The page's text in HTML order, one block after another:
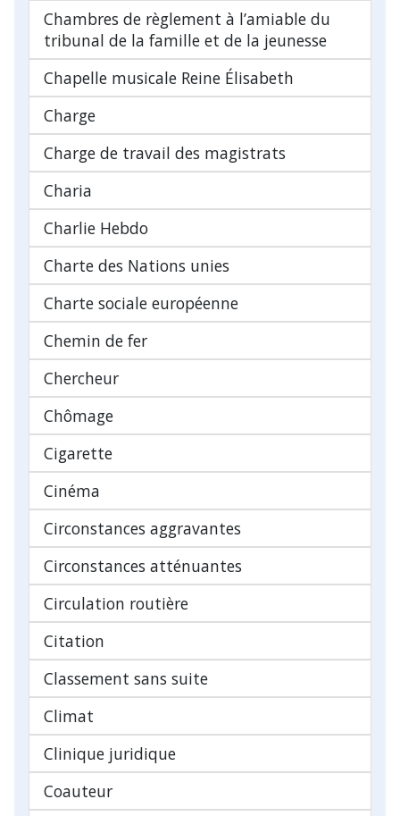
Chambres de règlement à l’amiable du
tribunal de la famille et de la jeunesse
Chapelle musicale Reine Élisabeth
Charge
Charge de travail des magistrats
Charia
Charlie Hebdo
Charte des Nations unies
Charte sociale européenne
Chemin de fer
Chercheur
Chômage
Cigarette
Cinéma
Circonstances aggravantes
Circonstances atténuantes
Circulation routière
Citation
Classement sans suite
Climat
Clinique juridique
Coauteur